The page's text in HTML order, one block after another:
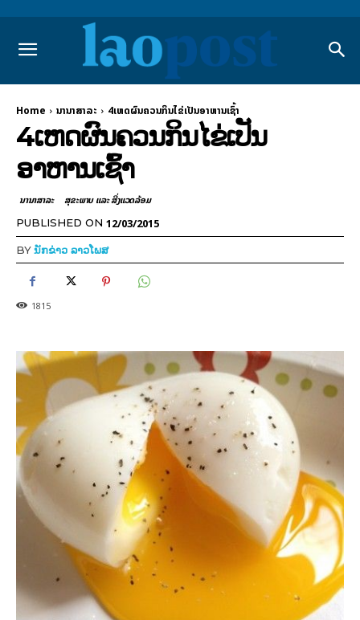
Home ນານາສາລະ 4ເຫດຜົນຄວນກິນໄຂ່ເປັນອາຫານເຊົ້າ
4ເຫດຜົນຄວນກິນໄຂ່ເປັນ
ອາຫານເຊົ້າ
ນານາສາລະ ສຸຂະພາບ ແລະ ສີ່ງແວດລ້ອມ
PUBLISHED ON 12/03/2015
BYນັກຂ່າວ ລາວໂພສ
1815